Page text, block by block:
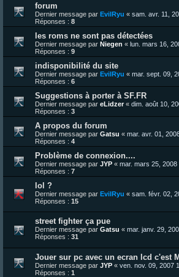
forum
Dernier message par EvilRyu « sam. avr. 11,
Réponses : 8
les roms ne sont pas détectées
Dernier message par Niegen « lun. mars 16,
Réponses : 9
indisponibilité du site
Dernier message par EvilRyu « mar. sept. 09,
Réponses : 6
Suggestions à porter à SF.FR
Dernier message par eLidzer« dim. août 10,
Réponses : 3
A propos du forum
Dernier message par Gatsu « mar. avr. 01,
Réponses : 4
Problème de connexion....
Dernier message par JYP « mar. mars 25, 2008
Réponses : 7
lol ?
Dernier message par EvilRyu « sam. févr. 02,
Réponses : 15
street fighter ça pue
Dernier message par Gatsu « mar. janv. 29,
Réponses : 31
Jouer sur pc avec un ecran lcd c'est
Dernier message par JYP « ven. nov. 09, 2007
Réponses : 1